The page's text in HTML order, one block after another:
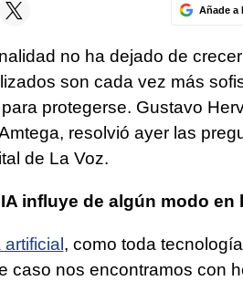
Añade a
no ha dejado de
son cada vez más
protegerse. Gustavo
resolvió ayer las
de La Voz.
influye de algún modo en
artificial, como toda
caso nos encontramos con